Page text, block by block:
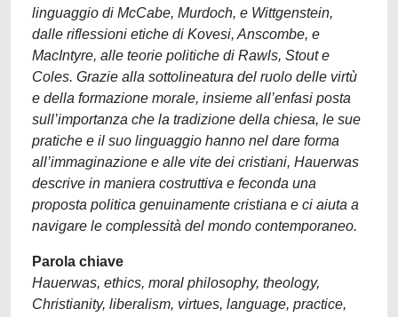
linguaggio di McCabe, Murdoch, e Wittgenstein,
dalle riflessioni etiche di Kovesi, Anscombe, e
MacIntyre, alle teorie politiche di Rawls, Stout e
Coles. Grazie alla sottolineatura del ruolo delle virtù
e della formazione morale, insieme all’enfasi posta
sull’importanza che la tradizione della chiesa, le sue
pratiche e il suo linguaggio hanno nel dare forma
all’immaginazione e alle vite dei cristiani, Hauerwas
descrive in maniera costruttiva e feconda una
proposta politica genuinamente cristiana e ci aiuta a
navigare le complessità del mondo contemporaneo.
Parola chiave
Hauerwas, ethics, moral philosophy, theology,
Christianity, liberalism, virtues, language, practice,